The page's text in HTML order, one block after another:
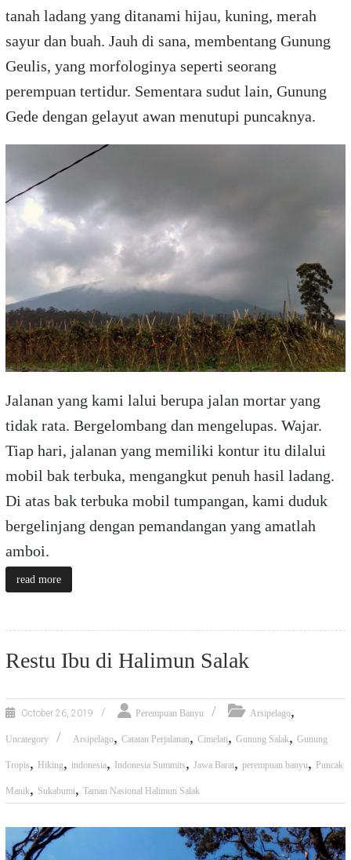
tanah ladang yang ditanami hijau, kuning, merah
sayur dan buah. Jauh di sana, membentang Gunung
Geulis, yang morfologinya seperti seorang
perempuan tertidur. Sementara sudut lain, Gunung
Gede dengan gelayut awan menutupi puncaknya.
Jalanan yang kami lalui berupa jalan mortar yang
tidak rata. Bergelombang dan mengelupas. Wajar.
Tiap hari, jalanan yang memiliki kontur itu dilalui
mobil bak terbuka, mengangkut penuh hasil ladang.
Di atas bak terbuka mobil tumpangan, kami duduk
bergelinjang dengan pemandangan yang amatlah
amboi.
read more
Restu Ibu di Halimun Salak
October 26, 2019 Perempuan Banyu Arsipelago,
Uncategory Arsipelago, Catatan Perjalanan, Cimelati, Gunung Salak, Gunung
Tropis, Hiking, indonesia, Indonesia Summits, Jawa Barat, perempuan banyu, Puncak
Manik, Sukabumi, Taman Nasional Halimun Salak